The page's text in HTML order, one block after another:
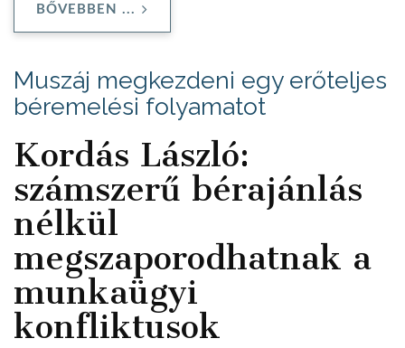
BŐVEBBEN ...
Muszáj megkezdeni egy erőteljes
béremelési folyamatot
Kordás László:
számszerű bérajánlás
nélkül
megszaporodhatnak a
munkaügyi
konfliktusok